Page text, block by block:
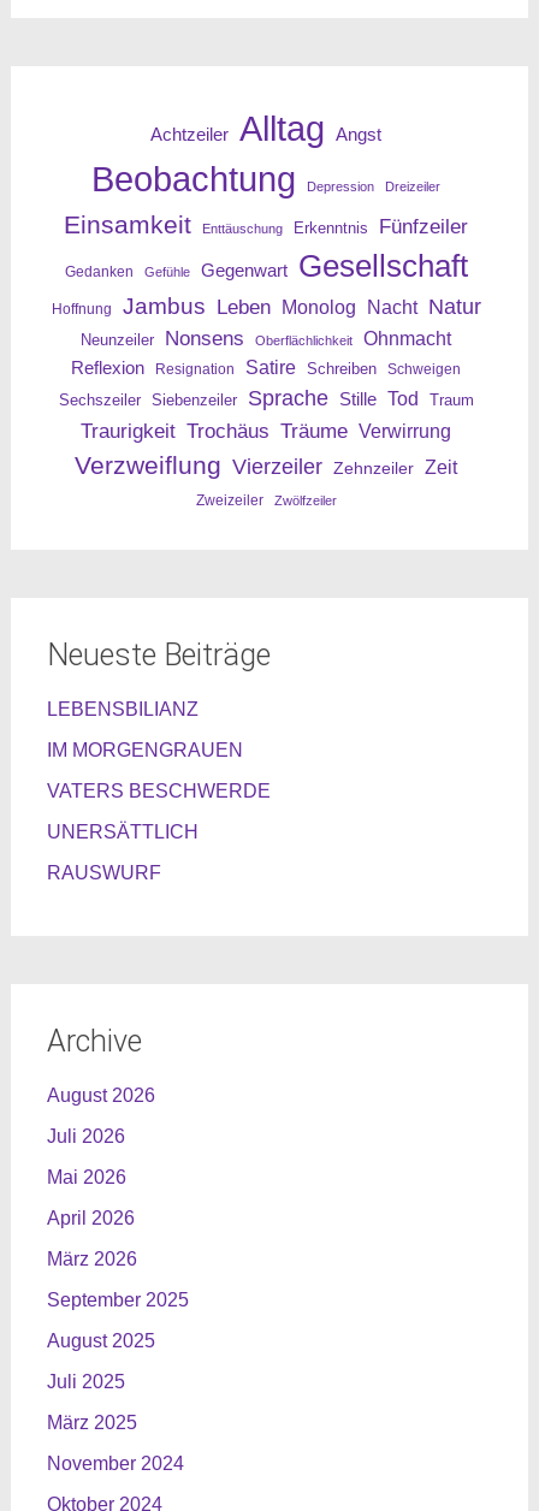
Achtzeiler Alltag Angst
Beobachtung Depression Dreizeiler
Einsamkeit Enttäuschung Erkenntnis Fünfzeiler
Gedanken Gefühle Gegenwart Gesellschaft
Hoffnung Jambus Leben Monolog Nacht Natur
Neunzeiler Nonsens Oberflächlichkeit
Ohnmacht
Reflexion
Resignation Satire Schreiben Schweigen
Sechszeiler Siebenzeiler Sprache Stille Tod Traum
Traurigkeit Trochäus Träume Verwirrung
Verzweiflung Vierzeiler Zehnzeiler Zeit
Zweizeiler Zwölfzeiler
Neueste Beiträge
LEBENSBILIANZ
IM MORGENGRAUEN
VATERS BESCHWERDE
UNERSÄTTLICH
RAUSWURF
Archive
August 2026
Juli 2026
Mai 2026
April 2026
März 2026
September 2025
August 2025
Juli 2025
März 2025
November 2024
Oktober 2024